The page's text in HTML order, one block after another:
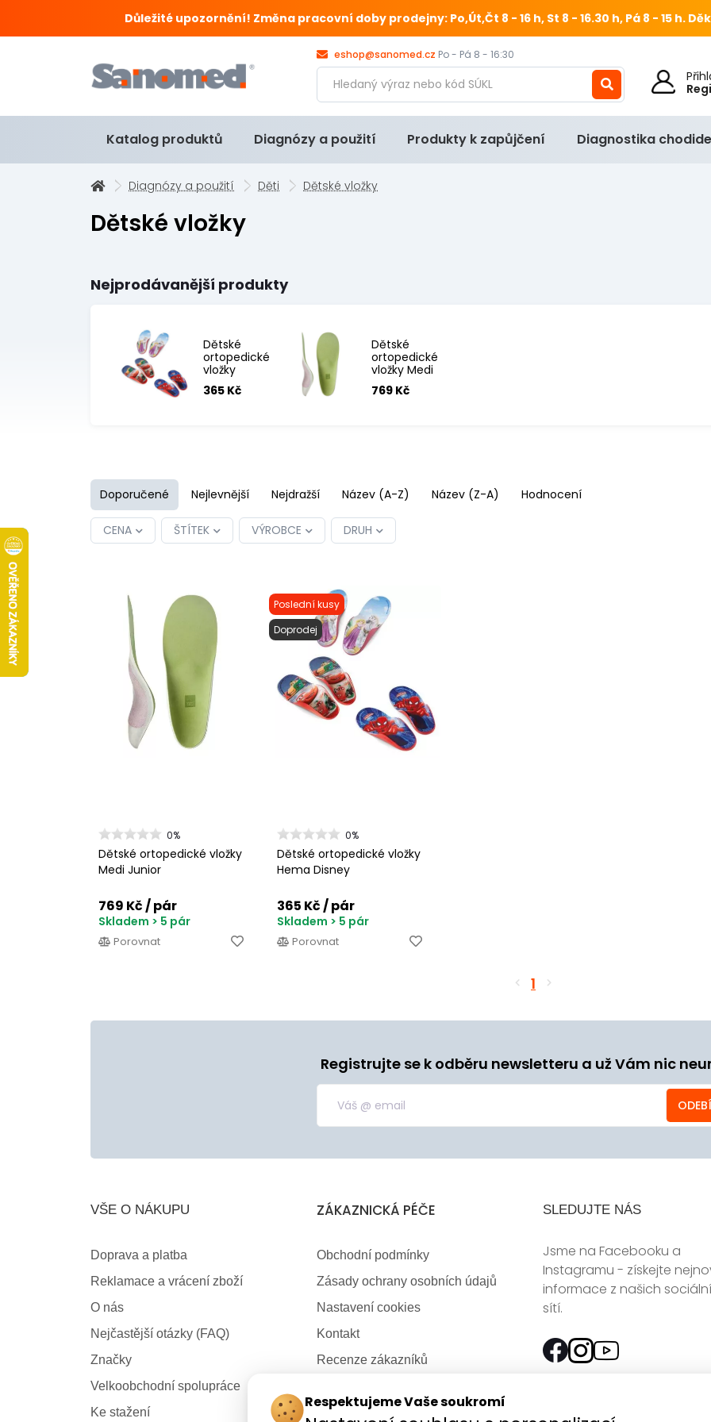
Důležité upozornění! Změna pracovní doby prodejny: Po,Út,Čt 8 - 16 h, St 8 - 16.30 h, Pá 8 - 15 h.
eshop@sanomed.cz Po - Pá 8 - 16:30
Katalog produktů Diagnózy a použití Produkty k zapůjčení Diagnostika
Diagnózy a použití Děti Dětské vložky
Dětské vložky
Nejprodávanější produkty
Dětské
ortopedické
vložky
Hema
Disney
365 Kč
Dětské
ortopedické
vložky Medi
Junior
769 Kč
Doporučené Nejlevnější Nejdražší Název (A-Z) Název (Z-A) Hodnocení
CENA ŠTÍTEK VÝROBCE DRUH
0%
Dětské ortopedické vložky
Medi Junior
769 Kč/ pár
Skladem > 5 pár
Porovnat
Poslední kusy
Doprodej
0%
Dětské ortopedické vložky
Hema Disney
365 Kč/ pár
Skladem > 5 pár
Porovnat
1
Registrujte se k odběru newsletteru a už Vám nic
VŠE O NÁKUPU
Doprava a platba
Reklamace a vrácení zboží
O nás
Nejčastější otázky (FAQ)
Značky
Velkoobchodní spolupráce
Ke stažení
ZÁKAZNICKÁ PÉČE
Obchodní podmínky
Zásady ochrany osobních údajů
Nastavení cookies
Kontakt
Recenze zákazníků
SLEDUJTE NÁS
Jsme na Facebooku a
Instagramu - získejte
informace z našich
sítí.
Respektujeme Vaše soukromí